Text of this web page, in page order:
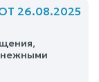
26.08.2025